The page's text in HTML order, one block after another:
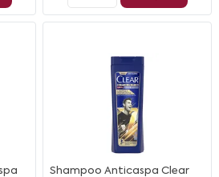
Shampoo Anticaspa Clear